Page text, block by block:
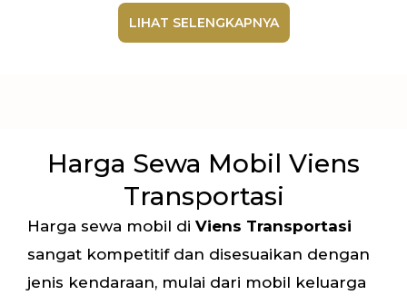
LIHAT SELENGKAPNYA
Harga Sewa Mobil Viens
Transportasi
Harga sewa mobil di Viens Transportasi
sangat kompetitif dan disesuaikan dengan
jenis kendaraan, mulai dari mobil keluarga